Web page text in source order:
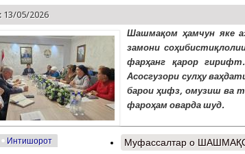
13/05/2026
Шашмақом ҳамчун яке
замони
фарҳанг қарор
Асосгузори сулҳу
барои ҳифз, омузиш ва
фароҳам оварда шуд.
Интишорот Муфассалтар о